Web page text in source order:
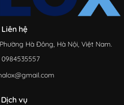
Liên hệ
Hà Đông, Hà Nội, Việt Nam.
0984535557
Dịch vụ